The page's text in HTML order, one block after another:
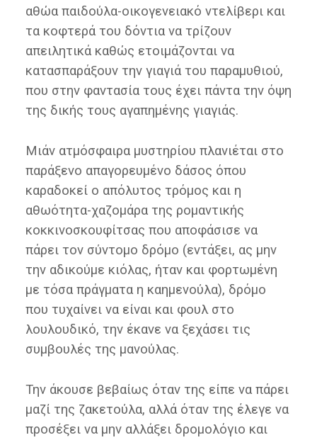
αθώα παιδούλα-οικογενειακό ντελίβερι και
τα κοφτερά του δόντια να τρίζουν
απειλητικά καθώς ετοιμάζονται να
κατασπαράξουν την γιαγιά του παραμυθιού,
που στην φαντασία τους έχει πάντα την όψη
της δικής τους αγαπημένης γιαγιάς.
Μιάν ατμόσφαιρα μυστηρίου πλανιέται στο
παράξενο απαγορευμένο δάσος όπου
καραδοκεί ο απόλυτος τρόμος και η
αθωότητα-χαζομάρα της ρομαντικής
κοκκινοσκουφίτσας που αποφάσισε να
πάρει τον σύντομο δρόμο (εντάξει, ας μην
την αδικούμε κιόλας, ήταν και φορτωμένη
με τόσα πράγματα η καημενούλα), δρόμο
που τυχαίνει να είναι και φουλ στο
λουλουδικό, την έκανε να ξεχάσει τις
συμβουλές της μανούλας.
Την άκουσε βεβαίως όταν της είπε να πάρει
μαζί της ζακετούλα, αλλά όταν της έλεγε να
προσέξει να μην αλλάξει δρομολόγιο και